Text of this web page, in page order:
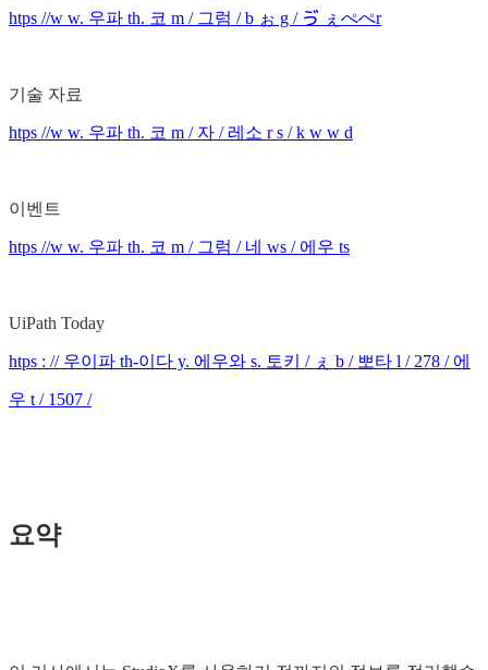
htps //w w. 우파 th. 코 m / 그럼 / b ぉ g / ゔ ぇぺぺr
기술 자료
htps //w w. 우파 th. 코 m / 자 / 레소 r s / k w w d
이벤트
htps //w w. 우파 th. 코 m / 그럼 / 네 ws / 에우 ts
UiPath Today
htps : // 우이파 th-이다 y. 에우와 s. 토키 / ぇ b / 뽀타 l / 278 / 에
우 t / 1507 /
요약